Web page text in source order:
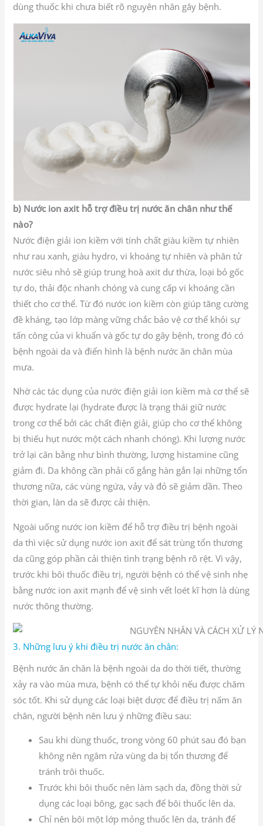
dùng thuốc khi chưa biết rõ nguyên nhân gây bệnh.
b) Nước ion axit hỗ trợ điều trị nước ăn chân như thế
nào?
Nước điện giải ion kiềm với tính chất giàu kiềm tự nhiên
như rau xanh, giàu hydro, vi khoáng tự nhiên và phân tử
nước siêu nhỏ sẽ giúp trung hoà axit dư thừa, loại bỏ gốc
tự do, thải độc nhanh chóng và cung cấp vi khoáng cần
thiết cho cơ thể. Từ đó nước ion kiềm còn giúp tăng cường
đề kháng, tạo lớp màng vững chắc bảo vệ cơ thể khỏi sự
tấn công của vi khuẩn và gốc tự do gây bệnh, trong đó có
bệnh ngoài da và điển hình là bệnh nước ăn chân mùa
mưa.
Nhờ các tác dụng của nước điện giải ion kiềm mà cơ thể sẽ
được hydrate lại (hydrate được là trạng thái giữ nước
trong cơ thể bởi các chất điện giải, giúp cho cơ thể không
bị thiếu hụt nước một cách nhanh chóng). Khi lượng nước
trở lại cân bằng như bình thường, lượng histamine cũng
giảm đi. Da không cần phải cố gắng hàn gắn lại những tổn
thương nữa, các vùng ngứa, vảy và đỏ sẽ giảm dần. Theo
thời gian, làn da sẽ được cải thiện.
Ngoài uống nước ion kiềm để hỗ trợ điều trị bệnh ngoài
da thì việc sử dụng nước ion axit để sát trùng tổn thương
da cũng góp phần cải thiện tình trạng bệnh rõ rệt. Vì vậy,
trước khi bôi thuốc điều trị, người bệnh có thể vệ sinh nhẹ
bằng nước ion axit mạnh để vệ sinh vết loét kĩ hơn là dùng
nước thông thường.
3. Những lưu ý khi điều trị nước ăn chân:
Bệnh nước ăn chân là bệnh ngoài da do thời tiết, thường
xảy ra vào mùa mưa, bệnh có thể tự khỏi nếu được chăm
sóc tốt. Khi sử dụng các loại biệt dược để điều trị nấm ăn
chân, người bệnh nên lưu ý những điều sau:
Sau khi dùng thuốc, trong vòng 60 phút sau đó bạn
không nên ngâm rửa vùng da bị tổn thương để
tránh trôi thuốc.
Trước khi bôi thuốc nên làm sạch da, đồng thời sử
dụng các loại bông, gạc sạch để bôi thuốc lên da.
Chỉ nên bôi một lớp mỏng thuốc lên da, tránh để